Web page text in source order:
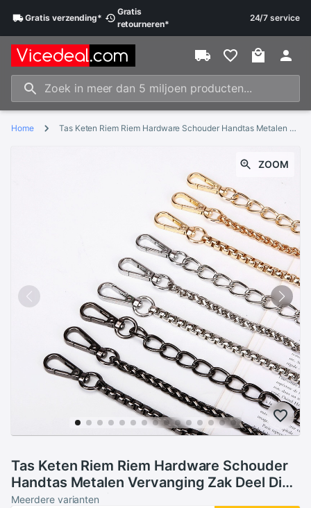
Gratisverzending*
Gratis
retourneren*
24/7 service
Home Tas Keten Riem Riem Hardware Schouder Handtas Metalen Vervanging Zak Deel Diy Band Accessoires Voor Vrouwen Keten Tas
ZOOM
Tas Keten Riem Riem Hardware Schouder
Handtas Metalen Vervanging Zak Deel Diy
Band Accessoires Voor Vrouwen Keten Tas
Meerdere varianten